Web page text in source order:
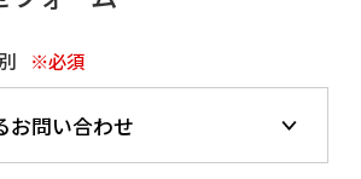
※必須